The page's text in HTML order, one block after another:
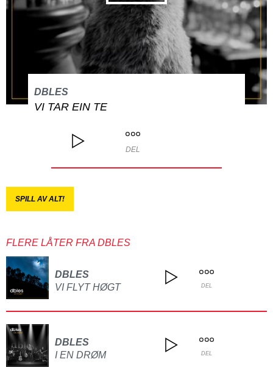
DBLES
VI TAR EIN TE
DEL
SPILL AV ALT!
FLERE LÅTER FRA DBLES
DBLES
VI FLYT HØGT
DEL
DBLES
I EN DRØM
DEL